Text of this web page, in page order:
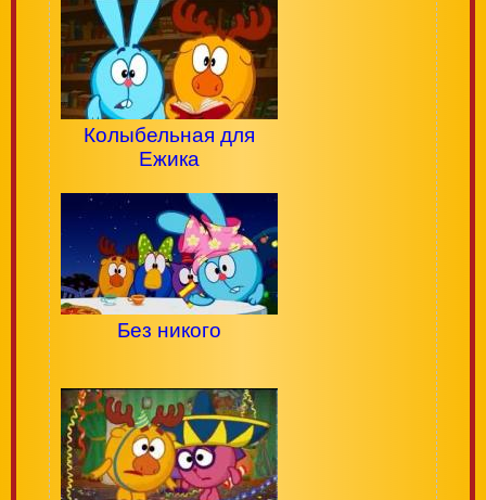
Колыбельная для
Ежика
Без никого